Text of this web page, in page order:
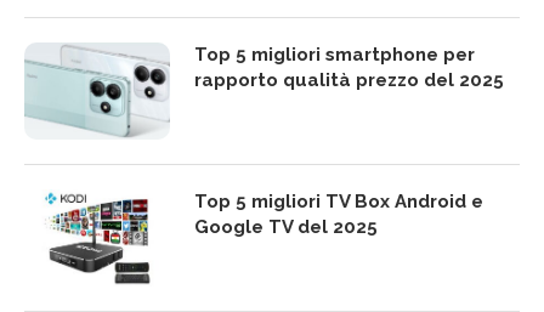
Top 5 migliori smartphone per
rapporto qualità prezzo del 2025
Top 5 migliori TV Box Android e
Google TV del 2025